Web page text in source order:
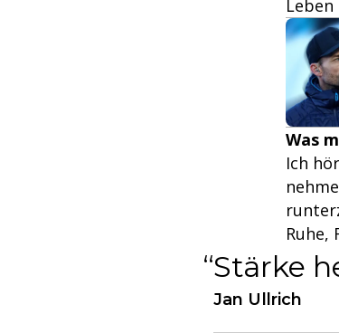
Leben
Was
Ich
Ruhe,
Stärke
Jan Ullrich